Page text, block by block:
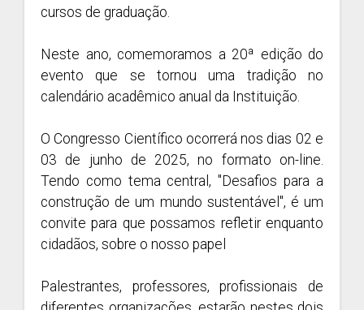
cursos de graduação.
Neste ano, comemoramos a 20ª edição do
evento que se tornou uma tradição no
calendário acadêmico anual da Instituição.
O Congresso Científico ocorrerá nos dias 02 e
03 de junho de 2025, no formato on-line.
Tendo como tema central, "Desafios para a
construção de um mundo sustentável", é um
convite para que possamos refletir enquanto
cidadãos, sobre o nosso papel
Palestrantes, professores, profissionais de